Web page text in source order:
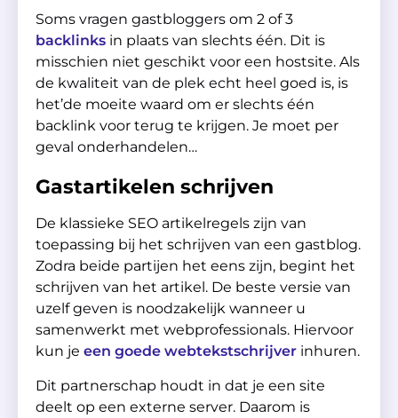
Soms vragen gastbloggers om 2 of 3
backlinks in plaats van slechts één. Dit is
misschien niet geschikt voor een hostsite. Als
de kwaliteit van de plek echt heel goed is, is
het’de moeite waard om er slechts één
backlink voor terug te krijgen. Je moet per
geval onderhandelen…
Gastartikelen schrijven
De klassieke SEO artikelregels zijn van
toepassing bij het schrijven van een gastblog.
Zodra beide partijen het eens zijn, begint het
schrijven van het artikel. De beste versie van
uzelf geven is noodzakelijk wanneer u
samenwerkt met webprofessionals. Hiervoor
kun je een goede webtekstschrijver inhuren.
Dit partnerschap houdt in dat je een site
deelt op een externe server. Daarom is